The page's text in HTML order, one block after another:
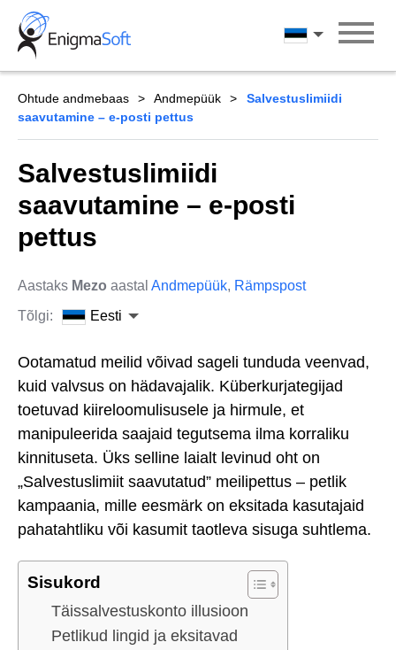
Skip
content
Eesti
Ohtude andmebaas Andmepüük
Salvestuslimiidi
saavutamine – e-posti pettus
Salvestuslimiidi
saavutamine – e-posti
pettus
Aastaks Mezo aastal Andmepüük, Rämpspost
Tõlgi:
Eesti
Ootamatud meilid võivad sageli tunduda veenvad,
kuid valvsus on hädavajalik. Küberkurjategijad
toetuvad kiireloomulisusele ja hirmule, et
manipuleerida saajaid tegutsema ilma korraliku
kinnituseta. Üks selline laialt levinud oht on
„Salvestuslimiit saavutatud” meilipettus – petlik
kampaania, mille eesmärk on eksitada kasutajaid
pahatahtliku või kasumit taotleva sisuga suhtlema.
Sisukord
Täissalvestuskonto illusioon
Petlikud lingid ja eksitavad